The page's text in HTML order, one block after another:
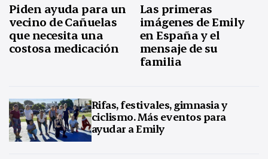
Piden ayuda para un
vecino de Cañuelas
que necesita una
costosa medicación
Las primeras
imágenes de Emily
en España y el
mensaje de su
familia
Rifas, festivales, gimnasia y
ciclismo. Más eventos para
ayudar a Emily